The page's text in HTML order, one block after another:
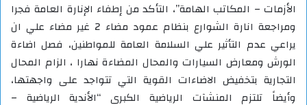
الأزمات – المكاتب الهامة”، التأكد من إطفاء الإنارة العامة فجرا
ومراجعة انارة الشوارع بنظام عمود مضاء 2 غير مضاء علي ان
يراعي عدم التأثير علي السلامة العامة للمواطنين، فصل اضاءة
الورش ومعارض السيارات والمحال المضاءة نهارا ، الزام المحال
التجارية بتخفيض الاضاءات القوية التي تتواجد على واجهتها،
وأيضاً تلتزم المنشآت الرياضية الكبرى “الأندية الرياضية –